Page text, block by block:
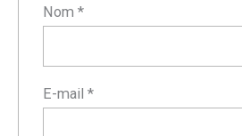
Nom*
E-mail*